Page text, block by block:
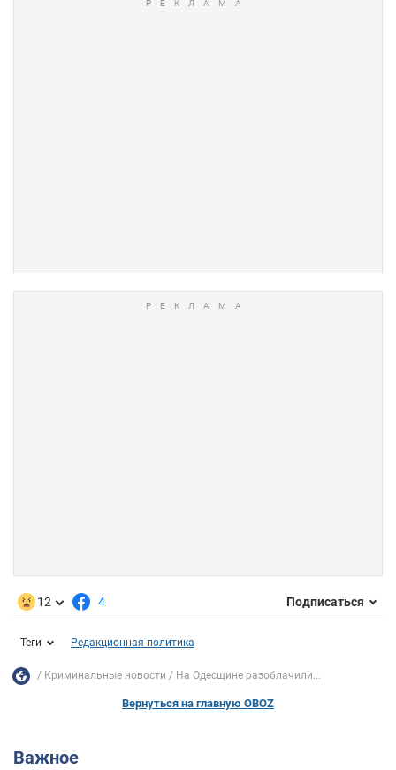
12 4 Подписаться
Теги Редакционная политика
Криминальные новости На Одесщине разоблачили...
Вернуться на главную OBOZ
Важное